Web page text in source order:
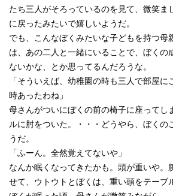
たち三人がそろっているのを見て、微笑ま
に戻ったみたいで嬉しいようだ。
でも、こんなぼくみたいな子どもを持つ母
は、あの二人と一緒にいることで、ぼくの
ないかな、とか思ってるんだろうな。
「そういえば、幼稚園の時も三人で部屋に
時あったわね」
母さんがついにぼくの前の椅子に座ってし
ルに肘をついた。・・・どうやら、ぼくの
うだ。
「ふーん。全然覚えてないや」
なんか眠くなってきたかも。頭が重いや。
せて、ウトウトとぼくは、重い頭をテーブ